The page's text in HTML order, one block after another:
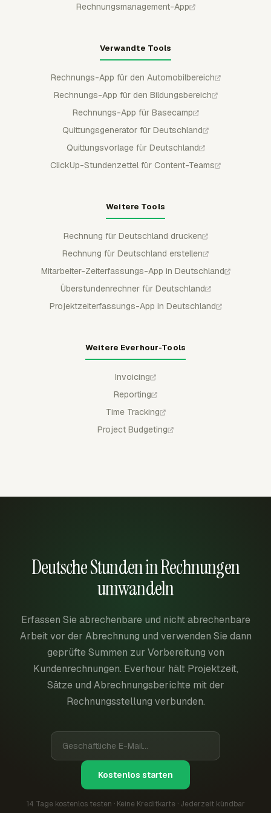
Rechnungsmanagement-App
Verwandte Tools
Rechnungs-App für den Automobilbereich
Rechnungs-App für den Bildungsbereich
Rechnungs-App für Basecamp
Quittungsgenerator für Deutschland
Quittungsvorlage für Deutschland
ClickUp-Stundenzettel für Content-Teams
Weitere Tools
Rechnung für Deutschland drucken
Rechnung für Deutschland erstellen
Mitarbeiter-Zeiterfassungs-App in Deutschland
Überstundenrechner für Deutschland
Projektzeiterfassungs-App in Deutschland
Weitere Everhour-Tools
Invoicing
Reporting
Time Tracking
Project Budgeting
Deutsche Stunden in Rechnungen
umwandeln
Erfassen Sie abrechenbare und nicht abrechenbare
Arbeit vor der Abrechnung und verwenden Sie dann
geprüfte Summen zur Vorbereitung von
Kundenrechnungen. Everhour hält Projektzeit,
Sätze und Abrechnungsberichte mit der
Rechnungsstellung verbunden.
Kostenlos starten
14 Tage kostenlos testen · Keine Kreditkarte · Jederzeit kündbar